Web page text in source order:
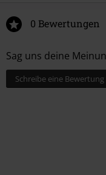
0 Bewertungen
Sag uns deine
Schreibe eine Bewertung